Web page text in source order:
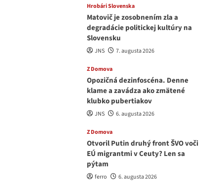
Hrobári Slovenska
Matovič je zosobnením zla a
degradácie politickej kultúry na
Slovensku
JNS 7. augusta 2026
Z Domova
Opozičná dezinfoscéna. Denne
klame a zavádza ako zmätené
klubko pubertiakov
JNS 6. augusta 2026
Z Domova
Otvoril Putin druhý front ŠVO voči
EÚ migrantmi v Ceuty? Len sa
pýtam
ferro 6. augusta 2026